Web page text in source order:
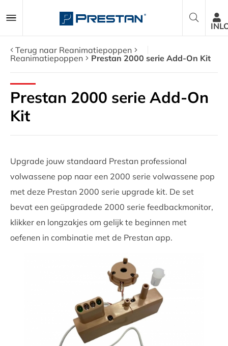
Reanimatiepoppen
AED Trainers
Pakketten
Accessoires
Onderdelen
Over ons
Terug naar Reanimatiepoppen
Reanimatiepoppen
Prestan 2000 serie Add-On Kit
Prestan 2000 serie Add-On
Kit
Upgrade jouw standaard Prestan professional
volwassene pop naar een 2000 serie volwassene pop
met deze Prestan 2000 serie upgrade kit. De set
bevat een geüpgradede 2000 serie feedbackmonitor,
klikker en longzakjes om gelijk te beginnen met
oefenen in combinatie met de Prestan app.